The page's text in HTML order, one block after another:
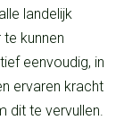
landelijk
kunnen
eenvoudig, in
ervaren kracht
dit te vervullen.